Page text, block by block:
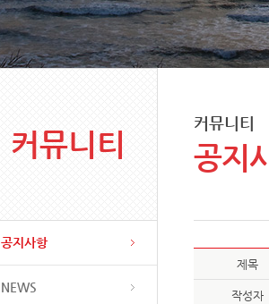
커뮤니티
공지사항
NEWS
커뮤니티
공지
제목
작성자